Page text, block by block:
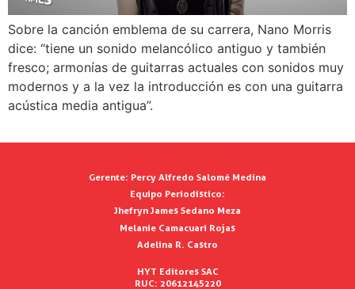
Sobre la canción emblema de su carrera, Nano Morris
dice: “tiene un sonido melancólico antiguo y también
fresco; armonías de guitarras actuales con sonidos muy
modernos y a la vez la introducción es con una guitarra
acústica media antigua”.
Gerente: Percy Alfredo Salomé Medina
Equipo Periodístico:
Jhefryn James Sedano Meza
Melanie Camacuari Rojas
Adelina R. Castro
HYT Editores SAC
RUC: 20612145220